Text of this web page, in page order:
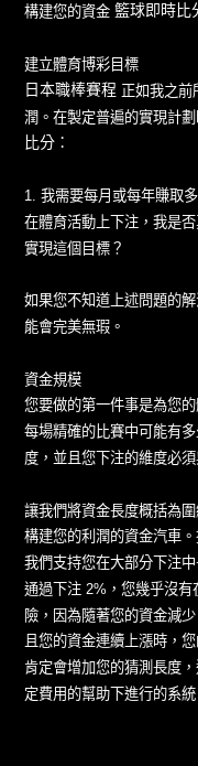
構建您的資金籃球即時比
建立體育博彩目標
日本職棒賽程 正如我之前
潤。在製定普遍的實現計
比分 ：
1. 我需要每月或每年賺取
在體育活動上下注，我是
實現這個目標？
如果您不知道上述問題的
能會完美無瑕。
資金規模
您要做的第一件事是為您
每場精確的比賽中可能有
度，並且您下注的維度必
讓我們將資金長度概括為
構建您的利潤的資金汽車
我們支持您在大部分下注
通過下注 2%，您幾乎沒
險，因為隨著您的資金減
且您的資金連續上漲時，
肯定會增加您的猜測長度
定費用的幫助下進行的系統